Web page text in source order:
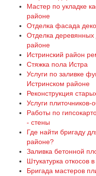
Мастер по укладке
районе
Отделка фасада
Отделка деревянных
районе
Истринский район
Стяжка пола Истра
Услуги по заливке
Истринском районе
Реконструкция
Услуги
Работы по
- стены
Где найти бригаду
районе?
Заливка бетонной
Штукатурка откосов
Бригада мастеров